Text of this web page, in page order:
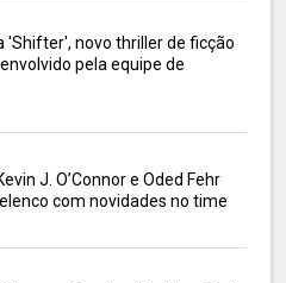
'Shifter', novo thriller de ficção
pela equipe de
J. O’Connor e Oded Fehr
com novidades no time